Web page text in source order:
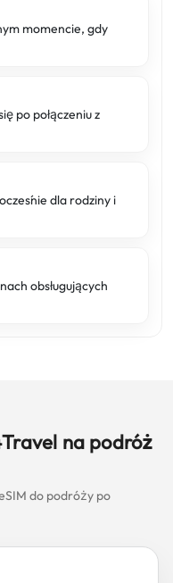
momencie, gdy
po połączeniu z
dla rodziny i
obsługujących
na podróż
do podróży po